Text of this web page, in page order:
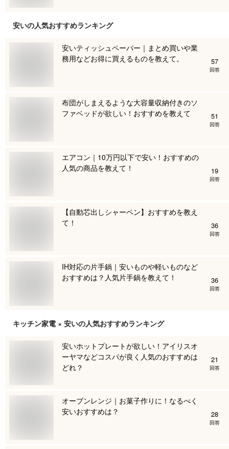
安いの人気おすすめランキング
安いティッシュペーパー｜まとめ買いや業
務用などお得に買えるものを教えて。
57
回答
布団がしまえるような大容量収納付きのソ
ファベッドが欲しい！おすすめを教えて
51
回答
エアコン｜10万円以下で安い！おすすめの
人気の商品を教えて！
19
回答
【自動芯出しシャーペン】おすすめを教え
て！
36
回答
IH対応の片手鍋｜安いものや軽いものなど
おすすめは？人気片手鍋を教えて！
36
回答
キッチン家電 × 安いの人気おすすめランキング
安いホットプレートが欲しい！アイリスオ
ーヤマなどコスパが良く人気のおすすめは
どれ？
21
回答
オーブンレンジ｜お菓子作りに！なるべく
安いおすすめは？
28
回答